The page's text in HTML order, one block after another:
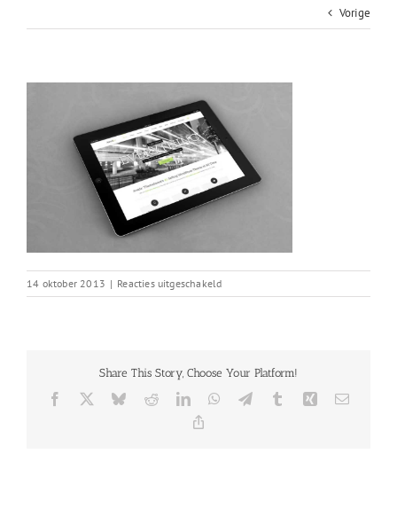
Vorige
14 oktober 2013 | Reacties uitgeschakeldvoor
portfolio_1
Share This Story, Choose Your Platform!
Facebook BlueskyRedditLinkedInWhatsApp
TelegramTumblr Xing E-